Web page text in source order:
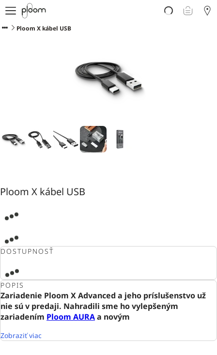
E-shop
Ploom AURA
Ploom X kábel USB
Ploom X kábel USB
DOSTUPNOSŤ
POPIS
Zariadenie Ploom X Advanced a jeho príslušenstvo už
nie sú v predaji. Nahradili sme ho vylepšeným
zariadením Ploom AURAa novým
Zobraziť viac